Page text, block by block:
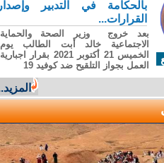
بالحكامة في التدبير وإصدار
القرارات...
بعد خروج وزير الصحة والحماية
الاجتماعية خالد أبت الطالب يوم
الخميس 21 أكتوبر 2021 بقرار اجبارية
العمل بجواز التلقيح ضد كوفيد 19
المزيد...